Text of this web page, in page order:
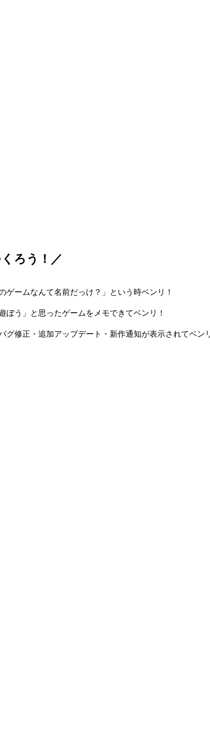
くろう！／
ームなんて名前だっけ？」という時ベンリ！
う」と思ったゲームをメモできてベンリ！
修正・追加アップデート・新作通知が表示されてベン